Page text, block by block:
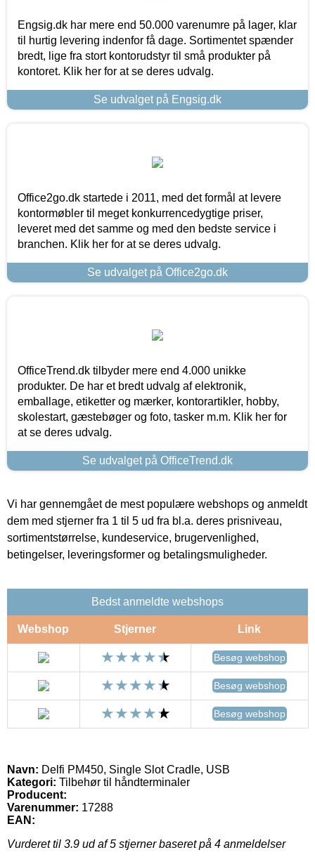
Engsig.dk har mere end 50.000 varenumre på lager, klar
til hurtig levering indenfor få dage. Sortimentet spænder
bredt, lige fra stort kontorudstyr til små produkter på
kontoret. Klik her for at se deres udvalg.
Se udvalget på Engsig.dk
Office2go.dk startede i 2011, med det formål at levere
kontormøbler til meget konkurrencedygtige priser,
leveret med det samme og med den bedste service i
branchen. Klik her for at se deres udvalg.
Se udvalget på Office2go.dk
OfficeTrend.dk tilbyder mere end 4.000 unikke
produkter. De har et bredt udvalg af elektronik,
emballage, etiketter og mærker, kontorartikler, hobby,
skolestart, gæstebøger og foto, tasker m.m. Klik her for
at se deres udvalg.
Se udvalget på OfficeTrend.dk
Vi har gennemgået de mest populære webshops og anmeldt
dem med stjerner fra 1 til 5 ud fra bl.a. deres prisniveau,
sortimentstørrelse, kundeservice, brugervenlighed,
betingelser, leveringsformer og betalingsmuligheder.
Bedst anmeldte webshops
Webshop Stjerner Link
Besøg webshop
Besøg webshop
Besøg webshop
Navn: Delfi PM450, Single Slot Cradle, USB
Kategori: Tilbehør til håndterminaler
Producent:
Varenummer: 17288
EAN:
Vurderet til 3.9 ud af 5 stjerner baseret på 4 anmeldelser